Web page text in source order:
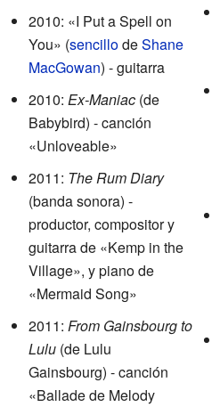
2010: «I Put a Spell on
You» (sencillodeShane
MacGowan) - guitarra
2010: Ex-Maniac (de
Babybird) - canción
«Unloveable»
2011: The Rum Diary
(banda sonora) -
productor, compositor y
guitarra de «Kemp in the
Village», y piano de
«Mermaid Song»
2011: From Gainsbourg to
Lulu (de Lulu
Gainsbourg) - canción
«Ballade de Melody